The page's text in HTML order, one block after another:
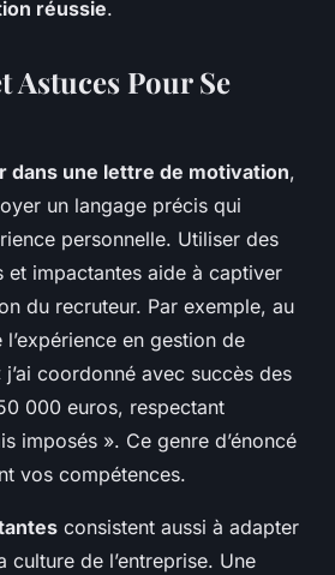
réussie.
Astuces Pour Se
dans une lettre de motivation,
un langage précis qui
personnelle. Utiliser des
et impactantes aide à captiver
du recruteur. Par exemple, au
l’expérience en gestion de
coordonné avec succès des
000 euros, respectant
imposés ». Ce genre d’énoncé
vos compétences.
consistent aussi à adapter
culture de l’entreprise. Une